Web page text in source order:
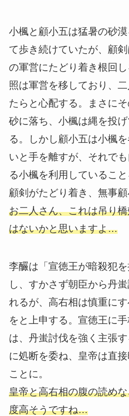
小楓と顧小五は猛暑の砂
て歩き続けていたが、顧
の軍営にたどり着き根回
照は軍営を移しており、
たらと心配する。まさに
砂に落ち、小楓は縄を投
る。しかし顧小五は小楓
いと手を離すが、それで
る小楓を利用しているこ
顧剣がたどり着き、無事顧
お二人さん、これは吊り
はないかと思いますよ…
李釅は「宣徳王が暗殺犯
し、すかさず朝臣から丹
れるが、高右相は慎重に
をと上申する。宣徳王に
は、丹蚩討伐を強く主張
に処断を委ね、皇帝は直
ことに。
皇帝と高右相の腹の読め
度高そうですね…